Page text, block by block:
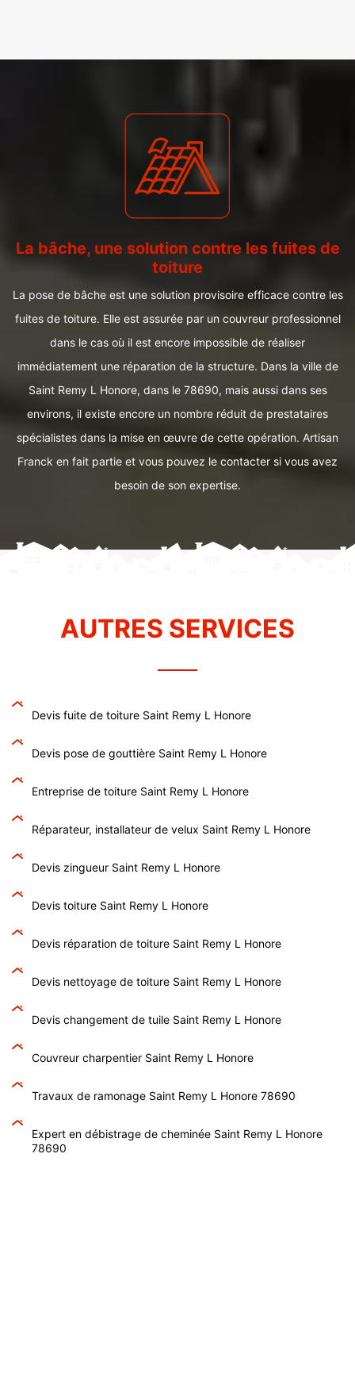
La bâche, une solution contre les fuites de
toiture
La pose de bâche est une solution provisoire efficace contre les
fuites de toiture. Elle est assurée par un couvreur professionnel
dans le cas où il est encore impossible de réaliser
immédiatement une réparation de la structure. Dans la ville de
Saint Remy L Honore, dans le 78690, mais aussi dans ses
environs, il existe encore un nombre réduit de prestataires
spécialistes dans la mise en œuvre de cette opération. Artisan
Franck en fait partie et vous pouvez le contacter si vous avez
besoin de son expertise.
AUTRES SERVICES
Devis fuite de toiture Saint Remy L Honore
Devis pose de gouttière Saint Remy L Honore
Entreprise de toiture Saint Remy L Honore
Réparateur, installateur de velux Saint Remy L Honore
Devis zingueur Saint Remy L Honore
Devis toiture Saint Remy L Honore
Devis réparation de toiture Saint Remy L Honore
Devis nettoyage de toiture Saint Remy L Honore
Devis changement de tuile Saint Remy L Honore
Couvreur charpentier Saint Remy L Honore
Travaux de ramonage Saint Remy L Honore 78690
Expert en débistrage de cheminée Saint Remy L Honore
78690